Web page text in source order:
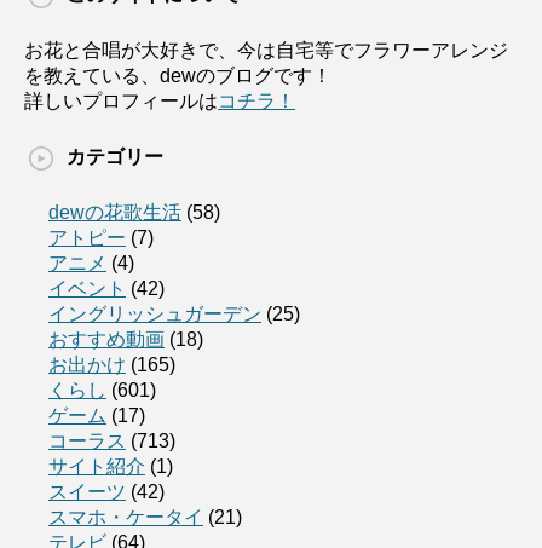
お花と合唱が大好きで、今は自宅等でフラワーアレンジ
を教えている、dewのブログです！
詳しいプロフィールはコチラ！
カテゴリー
dewの花歌生活 (58)
アトピー (7)
アニメ (4)
イベント (42)
イングリッシュガーデン (25)
おすすめ動画 (18)
お出かけ (165)
くらし (601)
ゲーム (17)
コーラス (713)
サイト紹介 (1)
スイーツ (42)
スマホ・ケータイ (21)
テレビ (64)